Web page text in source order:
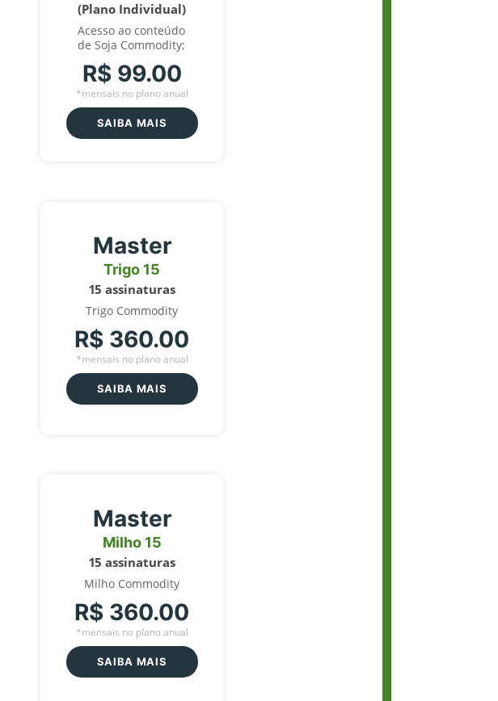
(Plano Individual)
Acesso ao conteúdo
de Soja Commodity;
R$ 99.00
*mensais no plano anual
SAIBA MAIS
Master
Trigo 15
15 assinaturas
Trigo Commodity
R$ 360.00
*mensais no plano anual
SAIBA MAIS
Master
Milho 15
15 assinaturas
Milho Commodity
R$ 360.00
*mensais no plano anual
SAIBA MAIS